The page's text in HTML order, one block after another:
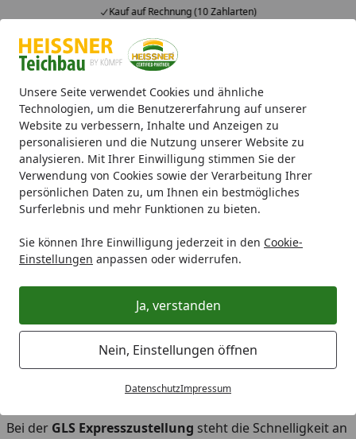
Unsere Seite verwendet Cookies und ähnliche
Technologien, um die Benutzererfahrung auf unserer
Website zu verbessern, Inhalte und Anzeigen zu
personalisieren und die Nutzung unserer Website zu
analysieren. Mit Ihrer Einwilligung stimmen Sie der
Verwendung von Cookies sowie der Verarbeitung Ihrer
persönlichen Daten zu, um Ihnen ein bestmögliches
Surferlebnis und mehr Funktionen zu bieten.
Sie können Ihre Einwilligung jederzeit in den Cookie-
Einstellungen anpassen oder widerrufen.
Ja, verstanden
Nein, Einstellungen öffnen
DatenschutzImpressum
Kauf auf Rechnung (10 Zahlarten)
Alle Produkte
Mein Konto
Suchen
Startseite
Expresszustellung für Lagerware
Expresszustellung
Expresszustellung berechnen sich anhand der
Paketanzahl.
Wenn Ihre Bestellung auf mehrere Pakete
verteilt werden muss, werden die Kosten für
die Expresslieferung anhand der tatsächlichen
Anzahl an Paketen berechnet.
GLS Expresszustellung
Bei der GLS Expresszustellung steht die Schnelligkeit an